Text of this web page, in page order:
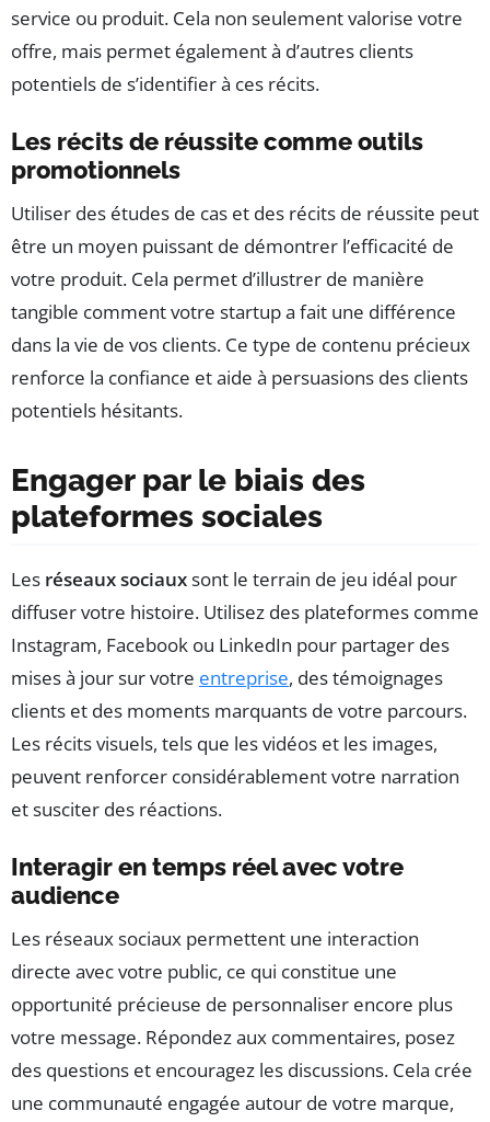
service ou produit. Cela non seulement valorise votre
offre, mais permet également à d’autres clients
potentiels de s’identifier à ces récits.
Les récits de réussite comme outils
promotionnels
Utiliser des études de cas et des récits de réussite peut
être un moyen puissant de démontrer l’efficacité de
votre produit. Cela permet d’illustrer de manière
tangible comment votre startup a fait une différence
dans la vie de vos clients. Ce type de contenu précieux
renforce la confiance et aide à persuasions des clients
potentiels hésitants.
Engager par le biais des
plateformes sociales
Les réseaux sociauxsont le terrain de jeu idéal pour
diffuser votre histoire. Utilisez des plateformes comme
Instagram, Facebook ou LinkedIn pour partager des
mises à jour sur votre entreprise, des témoignages
clients et des moments marquants de votre parcours.
Les récits visuels, tels que les vidéos et les images,
peuvent renforcer considérablement votre narration
et susciter des réactions.
Interagir en temps réel avec votre
audience
Les réseaux sociaux permettent une interaction
directe avec votre public, ce qui constitue une
opportunité précieuse de personnaliser encore plus
votre message. Répondez aux commentaires, posez
des questions et encouragez les discussions. Cela crée
une communauté engagée autour de votre marque,